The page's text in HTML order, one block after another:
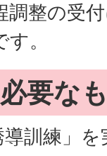
調整の受
。
要な
導訓練」